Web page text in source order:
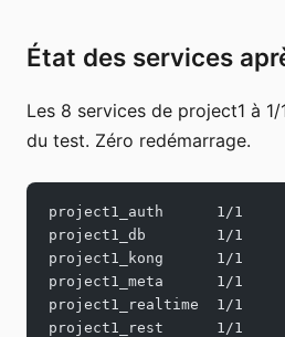
État des services
Les 8 services de project1 à
du test. Zéro redémarrage.
project1_auth      1/1
project1_db        1/1
project1_kong      1/1
project1_meta      1/1
project1_realtime  1/1
project1_rest      1/1